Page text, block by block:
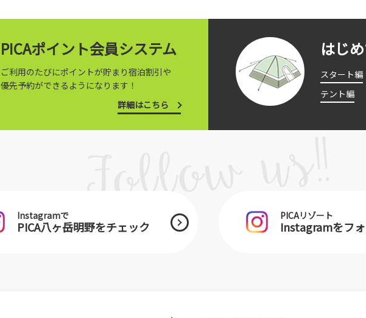
PICAポイント会員システム
ご利用のたびにポイントが貯まり宿泊割引や
優先予約ができるようになります！
詳細はこちら
はじ
スタート編
テント編
Instagramで
PICA八ヶ岳明野をチェック
PICAリゾート
Instagramをフ